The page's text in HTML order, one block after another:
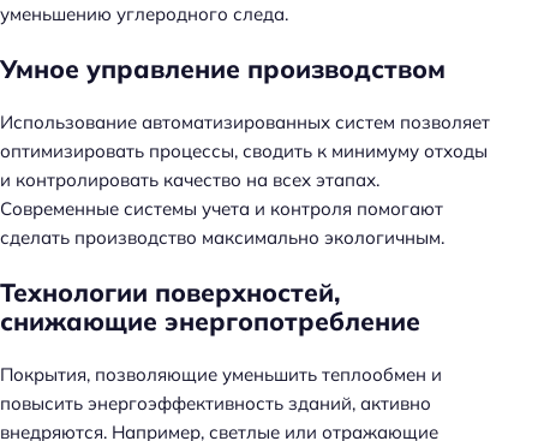
уменьшению углеродного следа.
Умное управление производством
Использование автоматизированных систем позволяет
оптимизировать процессы, сводить к минимуму отходы
и контролировать качество на всех этапах.
Современные системы учета и контроля помогают
сделать производство максимально экологичным.
Технологии поверхностей,
снижающие энергопотребление
Покрытия, позволяющие уменьшить теплообмен и
повысить энергоэффективность зданий, активно
внедряются. Например, светлые или отражающие